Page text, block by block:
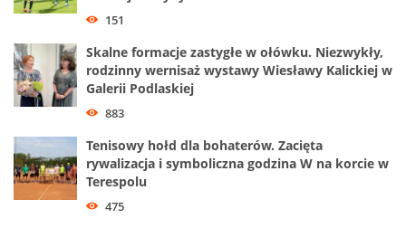
151
Skalne formacje zastygłe w ołówku. Niezwykły,
rodzinny wernisaż wystawy Wiesławy Kalickiej w
Galerii Podlaskiej
883
Tenisowy hołd dla bohaterów. Zacięta
rywalizacja i symboliczna godzina W na korcie w
Terespolu
475